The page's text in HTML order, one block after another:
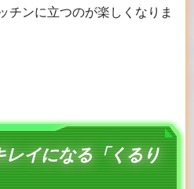
チンに立つのが楽しくなりま
イになる「くるり